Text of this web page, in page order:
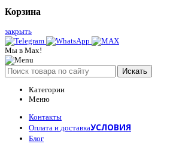
Корзина
закрыть
Мы в Max!
Искать
Категории
Меню
Контакты
Оплата и доставкаУСЛОВИЯ
Блог